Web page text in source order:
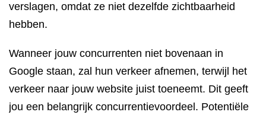
verslagen, omdat ze niet dezelfde zichtbaarheid
hebben.
Wanneer jouw concurrenten niet bovenaan in
Google staan, zal hun verkeer afnemen, terwijl het
verkeer naar jouw website juist toeneemt. Dit geeft
jou een belangrijk concurrentievoordeel. Potentiële